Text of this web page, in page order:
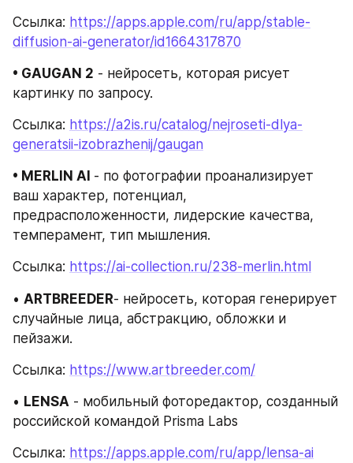
Ссылка: https://apps.apple.com/ru/app/stable-
diffusion-ai-generator/id1664317870
• GAUGAN 2 - нейросеть, которая рисует
картинку по запросу.
Ссылка: https://a2is.ru/catalog/nejroseti-dlya-
generatsii-izobrazhenij/gaugan
• MERLIN AI - по фотографии проанализирует
ваш характер, потенциал,
предрасположенности, лидерские качества,
темперамент, тип мышления.
Ссылка: https://ai-collection.ru/238-merlin.html
• ARTBREEDER- нейросеть, которая генерирует
случайные лица, абстракцию, обложки и
пейзажи.
Ссылка: https://www.artbreeder.com/
• LENSA - мобильный фоторедактор, созданный
российской командой Prisma Labs
Ссылка: https://apps.apple.com/ru/app/lensa-ai